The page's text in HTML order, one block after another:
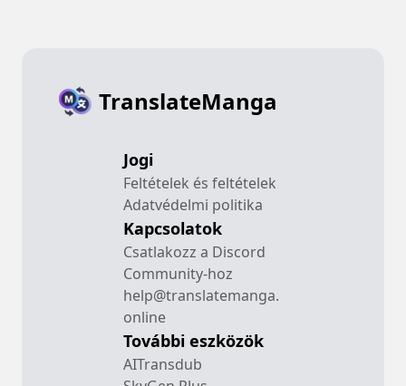
TranslateManga
Jogi
Feltételek és feltételek
Adatvédelmi politika
Kapcsolatok
Csatlakozz a Discord
Community-hoz
help@translatemanga.
online
További eszközök
AITransdub